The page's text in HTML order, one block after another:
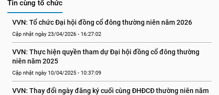
Tin cùng tổ chức
VVN: Tổ chức Đại hội đồng cổ đông thường niên năm 2026
Cập nhật ngày 23/04/2026 - 16:27:02
VVN: Thực hiện quyền tham dự Đại hội đồng cổ đông thường
niên năm 2025
Cập nhật ngày 10/04/2025 - 10:37:09
VVN: Thay đổi ngày đăng ký cuối cùng ĐHĐCĐ thường niên năm